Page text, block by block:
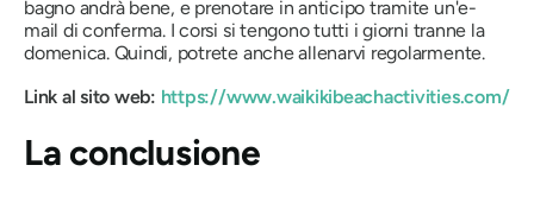
bagno andrà bene, e prenotare in anticipo tramite un'e-
mail di conferma. I corsi si tengono tutti i giorni tranne la
domenica. Quindi, potrete anche allenarvi regolarmente.
Link al sito web: https://www.waikikibeachactivities.com/
La conclusione